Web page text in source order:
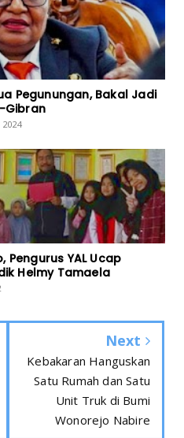
Pegunungan, Bakal Jadi
Gibran
Pengurus YAL Ucap
Helmy Tamaela
Next
Kebakaran Hanguskan
Satu Rumah dan Satu
Unit Truk di Bumi
Wonorejo Nabire